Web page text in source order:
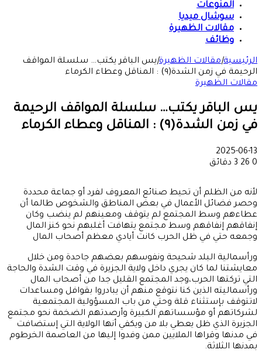
المنوعات
سوشال ميديا
مقالات الظهيرة
وظائف
الرئيسية|مقالات الظهيرة|يس الباقر يكتب… سلسلة المواقف
الرحيمة في زمن الشدة(٩) : المناقل وعطاء الكرماء
مقالات الظهيرة
يس الباقر يكتب… سلسلة المواقف الرحيمة
في زمن الشدة(٩) : المناقل وعطاء الكرماء
2025-06-13
0
3 دقائق
لأنه من الظلم أن تحيط صنائع المعروف لفرد أو جماعة محددة
وحصر فضائل الأعمال في بعض المناطق والشخوص طالما أن
عطاءهم وسط المجتمع لم يتوقف ومعينهم لم ينضب وكان
إنفاقهم إنفاقهم وسط مجتمع يتهافت أغلبهم نحو كنز المال
وجمعه حتي في ظل الحرب كانت أيادي معظم أصحاب المال
ورأسمالية البلد شحيحة ونفوسهم بعضهم جاحدة ومن خلال
معايشتنا لما كان يجري داخل ولاية الجزيرة في وقت الشدة والحاجة
التي تركتها الحرب،وجد المجتمع القليل جدا من أصحاب المال
ورأسماليته الذين كنا نتوقع منهم أن يبادروا بقوافل ومساعدات
لاتتوقف بإستثناء قلة وحتي من باب المسؤولية المجتمعية
لشركاتهم أو مؤسساتهم الكبيرة وأرصدتهم الضخمة نحو مجتمع
الجزيرة الذي ظل يعطي بلا من ويكفي أنها الولاية التي إستضافت
في مدنها وقراها الملايين ممن وفدوا إليها من العاصمة الخرطوم
بمدنها الثلاثة.